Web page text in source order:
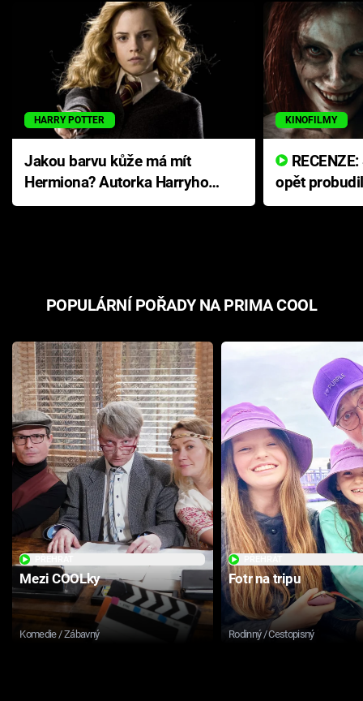
HARRY POTTER
Jakou barvu kůže má mít
Hermiona? Autorka Harryho
Pottera přišla s ráznou
KINOFILMY
opět
přichází s
POPULÁRNÍ POŘADY NA PRIMA COOL
Mezi COOLky
Komedie / Zábavný
Fotr na tripu
Rodinný / Cestopisný